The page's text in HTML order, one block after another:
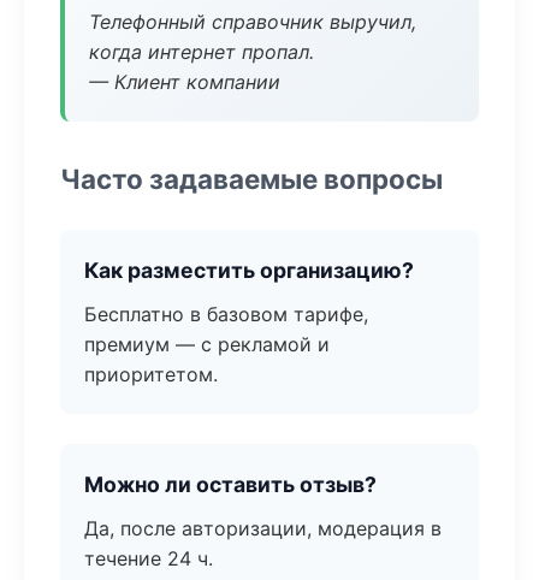
Телефонный справочник выручил,
когда интернет пропал.
— Клиент компании
Часто задаваемые вопросы
Как разместить организацию?
Бесплатно в базовом тарифе,
премиум — с рекламой и
приоритетом.
Можно ли оставить отзыв?
Да, после авторизации, модерация в
течение 24 ч.